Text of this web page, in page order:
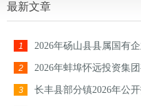
最新文章
1 2026年砀山县县属国有
2 2026年蚌埠怀远投资集
3 长丰县部分镇2026年公